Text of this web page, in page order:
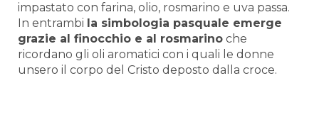
impastato con farina, olio, rosmarino e uva passa.
In entrambi la simbologia pasquale emerge
grazie al finocchio e al rosmarino che
ricordano gli oli aromatici con i quali le donne
unsero il corpo del Cristo deposto dalla croce.